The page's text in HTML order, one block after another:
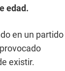
edad.
en un partido
existir.